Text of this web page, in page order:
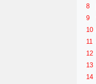
8
9
10
11
12
13
14